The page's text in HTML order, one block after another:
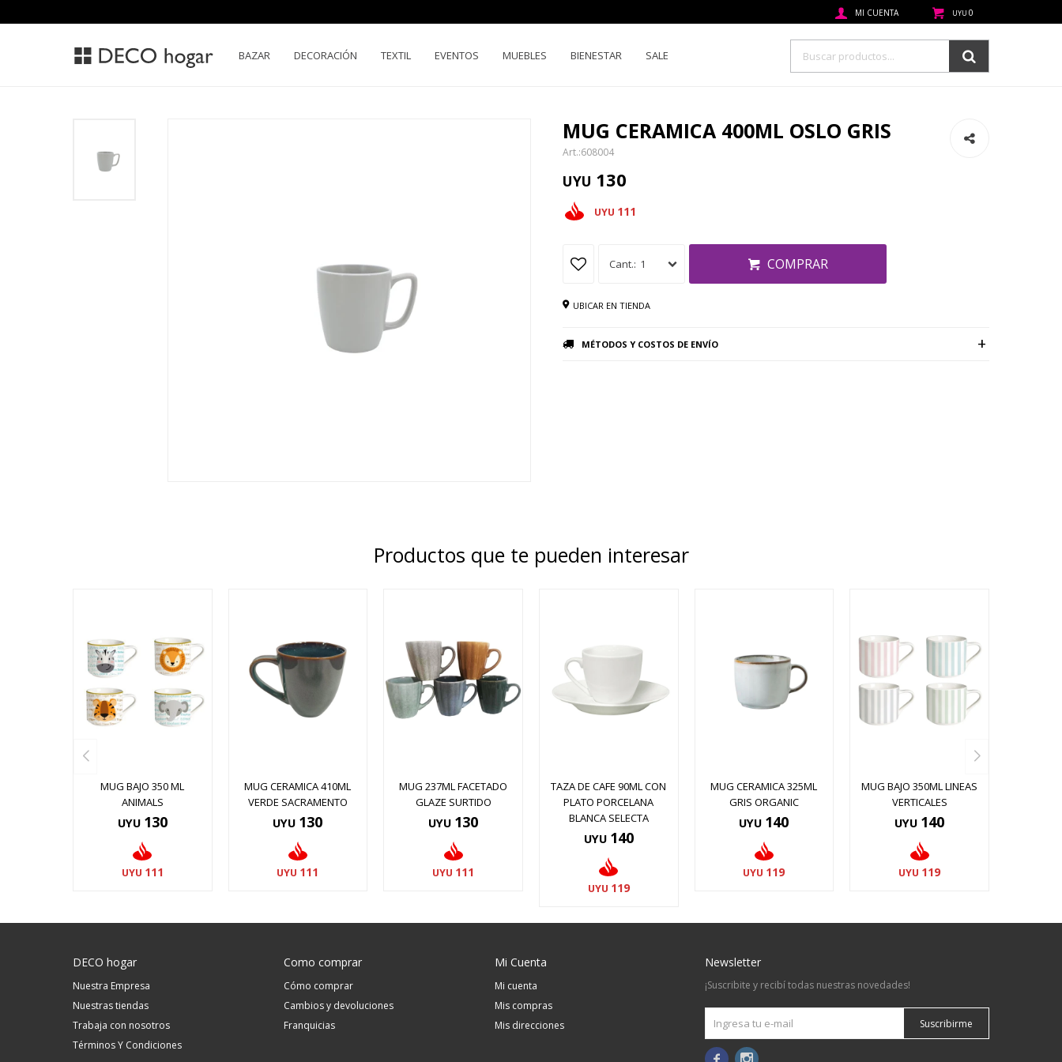
BAZAR DECORACIÓN TEXTIL EVENTOS MUEBLES BIENESTAR SALE
UYU 0
MUG CERAMICA 400ML OSLO GRIS
608004
UYU 130
UYU 111
1 COMPRAR
UBICAR EN TIENDA
MÉTODOS Y COSTOS DE ENVÍO
Productos que te pueden interesar
MUG BAJO 350 ML
ANIMALS
UYU 130
UYU 111
MUG CERAMICA 410ML
VERDE SACRAMENTO
UYU 130
UYU 111
MUG 237ML FACETADO
GLAZE SURTIDO
UYU 130
UYU 111
TAZA DE CAFE 90ML CON
PLATO PORCELANA
BLANCA SELECTA
UYU 140
UYU 119
MUG CERAMICA 325ML
GRIS ORGANIC
UYU 140
UYU 119
MUG BAJO 350ML LINEAS
VERTICALES
UYU 140
UYU 119
DECO hogar
Nuestra Empresa
Nuestras tiendas
Trabaja con nosotros
Términos Y Condiciones
Como comprar
Cómo comprar
Cambios y devoluciones
Franquicias
Mi Cuenta
Mi cuenta
Mis compras
Mis direcciones
Newsletter
¡Suscribite y recibí todas nuestras novedades!
Suscribirme
 